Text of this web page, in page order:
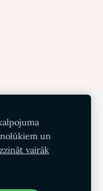
Sīkdatnes
un
vairāk